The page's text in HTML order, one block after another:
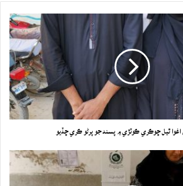
ٿيل ڇوڪري ڪوٽڙي ۾ پسند جو پرڻو ڪري ڇڏيو